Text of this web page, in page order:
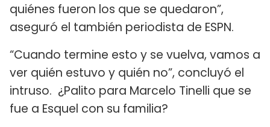
quiénes fueron los que se quedaron”,
aseguró el también periodista de ESPN.
“Cuando termine esto y se vuelva, vamos a
ver quién estuvo y quién no”, concluyó el
intruso. ¿Palito para Marcelo Tinelli que se
fue a Esquel con su familia?